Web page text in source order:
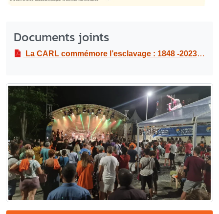
Documents joints
La CARL commémore l’esclavage : 1848 -2023 PDF